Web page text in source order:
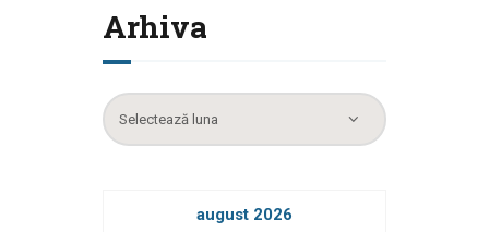
Arhiva
Arhiva
august 2026